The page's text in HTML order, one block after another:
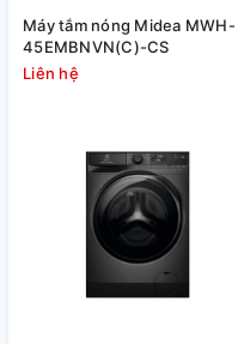
Máy tắm nóng Midea MWH-
45EMBNVN(C)-CS
Liên hệ